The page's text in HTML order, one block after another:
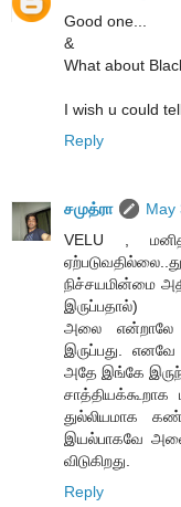
Good one...
&
What about
I wish u could
Reply
சமுத்ரா
May
VELU ,
நிச்சயமின்மை
இருப்பதால்)
அலை என்றாலே
இருப்பது.
அதே இங்கே
சாத்தியக்கூறாக
துல்லியமாக
இயல்பாகவே
விடுகிறது.
Reply